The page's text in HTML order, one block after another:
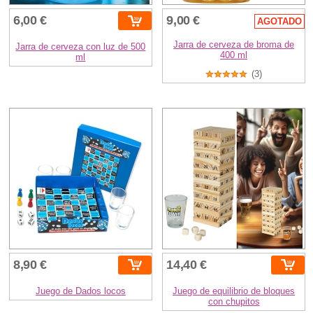
6,00 €
Jarra de cerveza con luz de 500
ml
9,00 € AGOTADO
Jarra de cerveza de broma de
400 ml
(3)
8,90 €
Juego de Dados locos
14,40 €
Juego de equilibrio de bloques
con chupitos